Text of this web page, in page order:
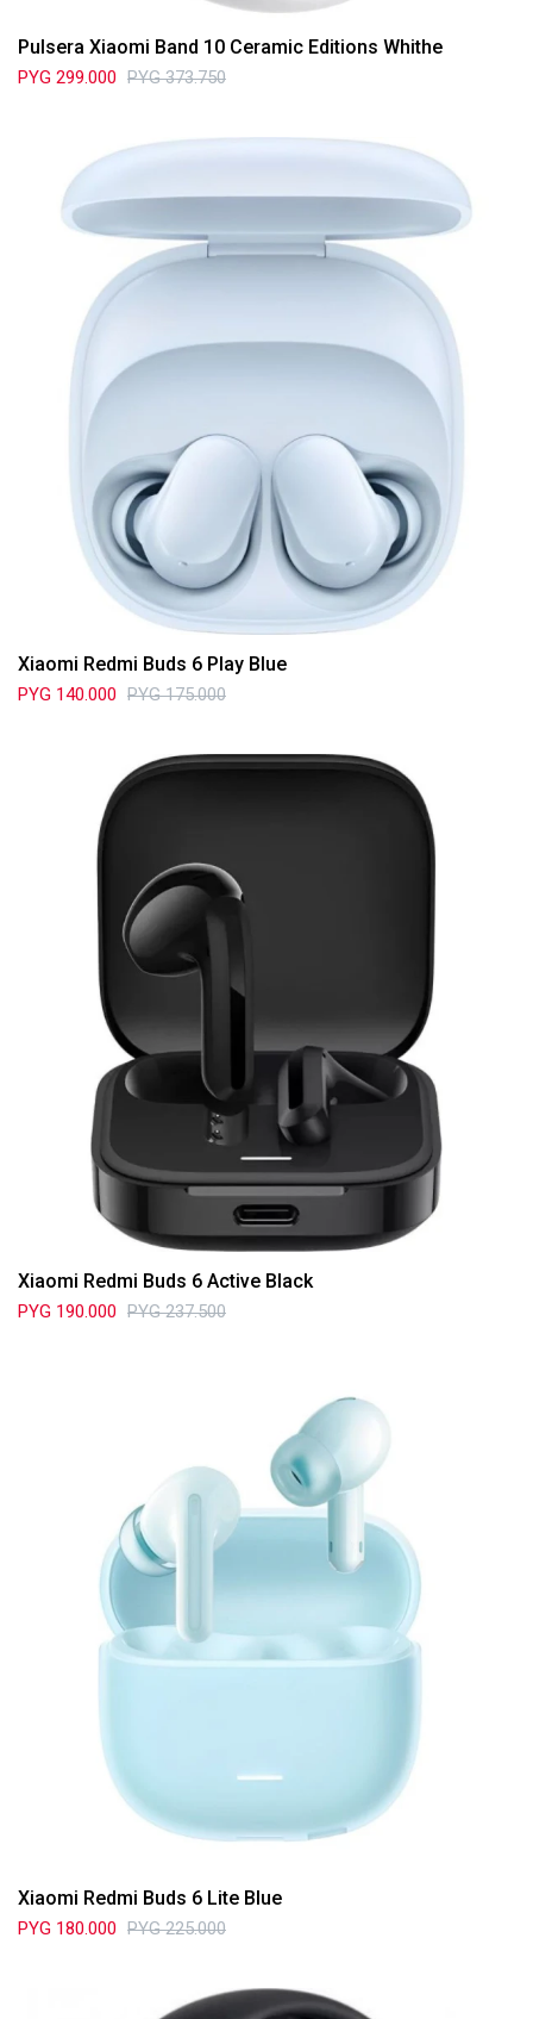
Pulsera Xiaomi Band 10 Ceramic Editions Whithe
PYG 299.000 PYG 373.750
Xiaomi Redmi Buds 6 Play Blue
PYG 140.000 PYG 175.000
Xiaomi Redmi Buds 6 Active Black
PYG 190.000 PYG 237.500
Xiaomi Redmi Buds 6 Lite Blue
PYG 180.000 PYG 225.000